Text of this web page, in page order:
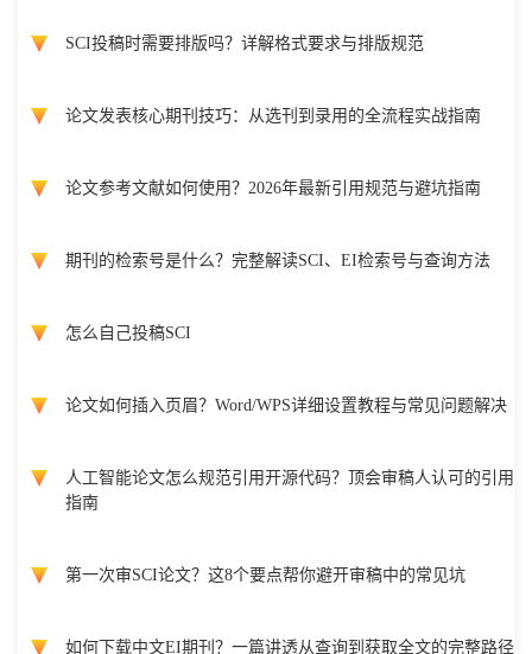
SCI投稿时需要排版吗？详解格式要求与排版规范
论文发表核心期刊技巧：从选刊到录用的全流程实战指南
论文参考文献如何使用？2026年最新引用规范与避坑指南
期刊的检索号是什么？完整解读SCI、EI检索号与查询方法
怎么自己投稿SCI
论文如何插入页眉？Word/WPS详细设置教程与常见问题解决
人工智能论文怎么规范引用开源代码？顶会审稿人认可的引用
指南
第一次审SCI论文？这8个要点帮你避开审稿中的常见坑
如何下载中文EI期刊？一篇讲透从查询到获取全文的完整路径